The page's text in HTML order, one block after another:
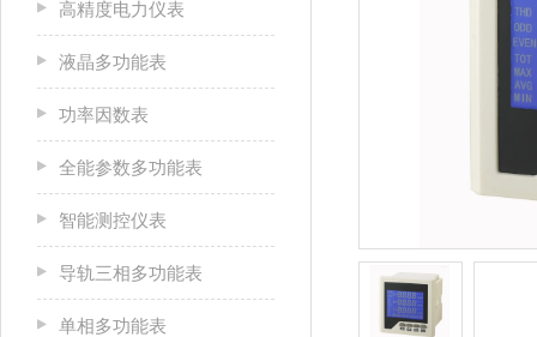
高精度电力仪表
液晶多功能表
功率因数表
全能参数多功能表
智能测控仪表
导轨三相多功能表
单相多功能表